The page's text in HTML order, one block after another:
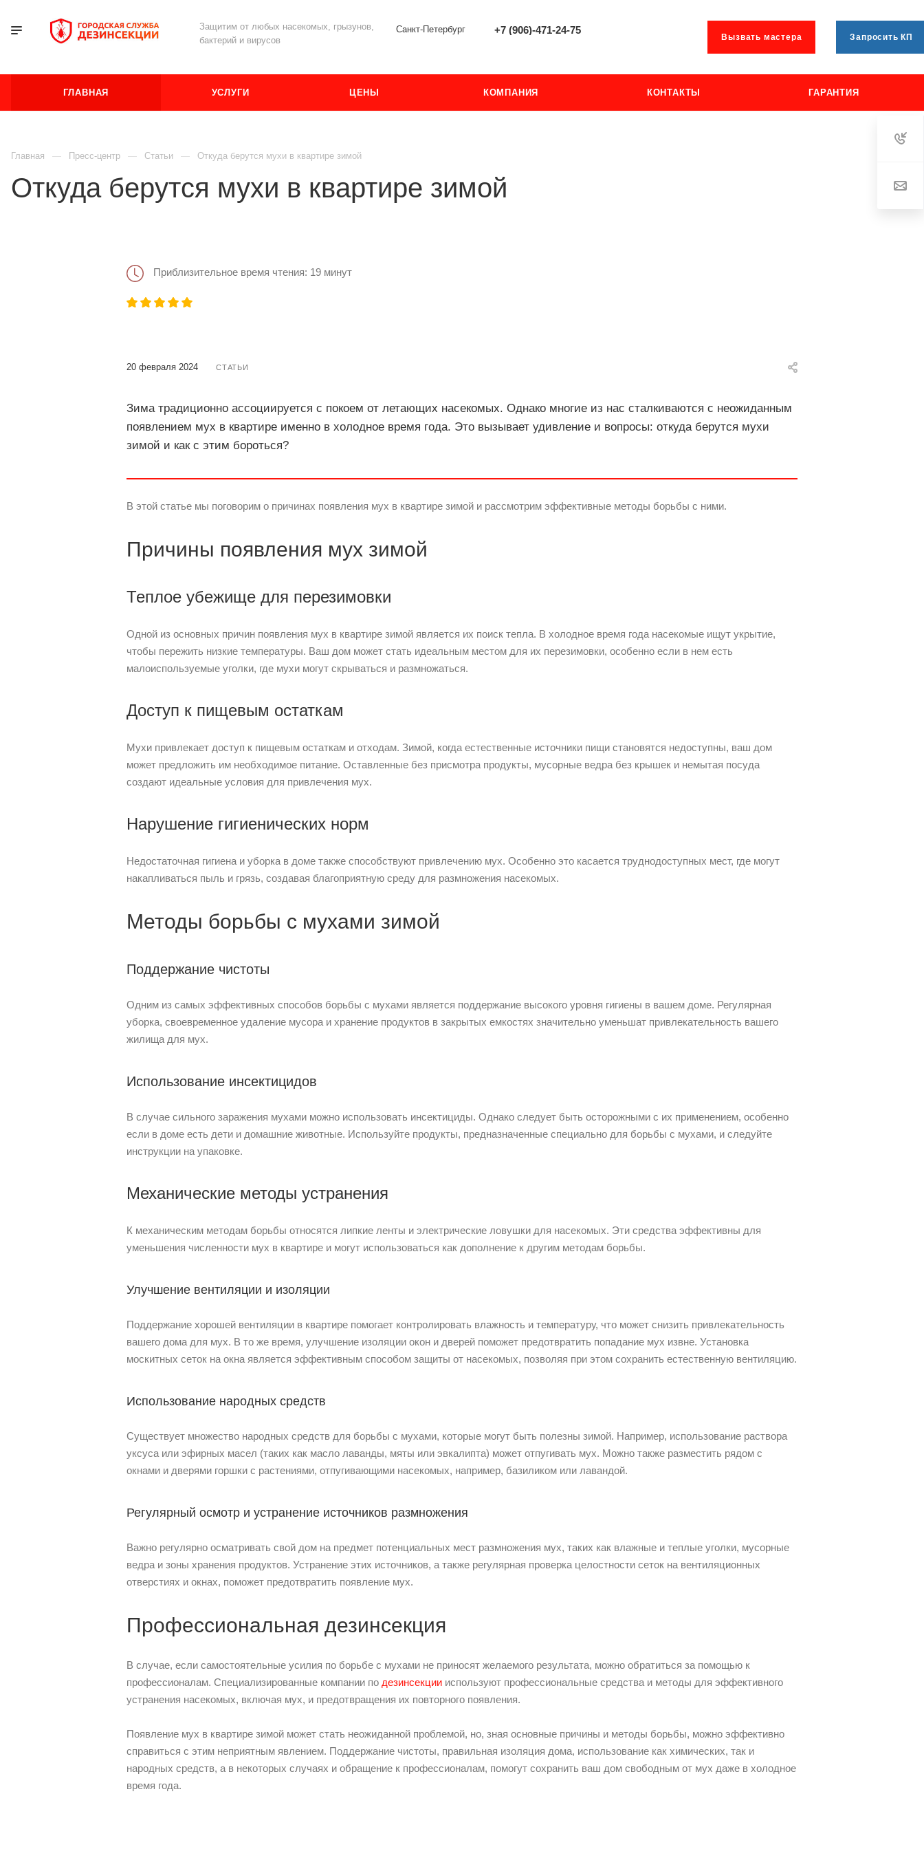
Защитим от любых насекомых, грызунов,
бактерий и вирусов
Санкт-Петербург +7 (906)-471-24-75
Вызвать мастера Запросить КП
ГЛАВНАЯ УСЛУГИ ЦЕНЫ КОМПАНИЯ КОНТАКТЫ ГАРАНТИЯ
Главная Пресс-центр Статьи Откуда берутся мухи в квартире зимой
Откуда берутся мухи в квартире зимой
Приблизительное время чтения: 19 минут
20 февраля 2024 СТАТЬИ
Зима традиционно ассоциируется с покоем от летающих насекомых. Однако многие из нас сталкиваются с неожиданным
появлением мух в квартире именно в холодное время года. Это вызывает удивление и вопросы: откуда берутся мухи
зимой и как с этим бороться?
В этой статье мы поговорим о причинах появления мух в квартире зимой и рассмотрим эффективные методы борьбы с ними.
Причины появления мух зимой
Теплое убежище для перезимовки
Одной из основных причин появления мух в квартире зимой является их поиск тепла. В холодное время года насекомые ищут укрытие,
чтобы пережить низкие температуры. Ваш дом может стать идеальным местом для их перезимовки, особенно если в нем есть
малоиспользуемые уголки, где мухи могут скрываться и размножаться.
Доступ к пищевым остаткам
Мухи привлекает доступ к пищевым остаткам и отходам. Зимой, когда естественные источники пищи становятся недоступны, ваш дом
может предложить им необходимое питание. Оставленные без присмотра продукты, мусорные ведра без крышек и немытая посуда
создают идеальные условия для привлечения мух.
Нарушение гигиенических норм
Недостаточная гигиена и уборка в доме также способствуют привлечению мух. Особенно это касается труднодоступных мест, где могут
накапливаться пыль и грязь, создавая благоприятную среду для размножения насекомых.
Методы борьбы с мухами зимой
Поддержание чистоты
Одним из самых эффективных способов борьбы с мухами является поддержание высокого уровня гигиены в вашем доме. Регулярная
уборка, своевременное удаление мусора и хранение продуктов в закрытых емкостях значительно уменьшат привлекательность вашего
жилища для мух.
Использование инсектицидов
В случае сильного заражения мухами можно использовать инсектициды. Однако следует быть осторожными с их применением, особенно
если в доме есть дети и домашние животные. Используйте продукты, предназначенные специально для борьбы с мухами, и следуйте
инструкции на упаковке.
Механические методы устранения
К механическим методам борьбы относятся липкие ленты и электрические ловушки для насекомых. Эти средства эффективны для
уменьшения численности мух в квартире и могут использоваться как дополнение к другим методам борьбы.
Улучшение вентиляции и изоляции
Поддержание хорошей вентиляции в квартире помогает контролировать влажность и температуру, что может снизить привлекательность
вашего дома для мух. В то же время, улучшение изоляции окон и дверей поможет предотвратить попадание мух извне. Установка
москитных сеток на окна является эффективным способом защиты от насекомых, позволяя при этом сохранить естественную вентиляцию.
Использование народных средств
Существует множество народных средств для борьбы с мухами, которые могут быть полезны зимой. Например, использование раствора
уксуса или эфирных масел (таких как масло лаванды, мяты или эвкалипта) может отпугивать мух. Можно также разместить рядом с
окнами и дверями горшки с растениями, отпугивающими насекомых, например, базиликом или лавандой.
Регулярный осмотр и устранение источников размножения
Важно регулярно осматривать свой дом на предмет потенциальных мест размножения мух, таких как влажные и теплые уголки, мусорные
ведра и зоны хранения продуктов. Устранение этих источников, а также регулярная проверка целостности сеток на вентиляционных
отверстиях и окнах, поможет предотвратить появление мух.
Профессиональная дезинсекция
В случае, если самостоятельные усилия по борьбе с мухами не приносят желаемого результата, можно обратиться за помощью к
профессионалам. Специализированные компании по дезинсекции используют профессиональные средства и методы для эффективного
устранения насекомых, включая мух, и предотвращения их повторного появления.
Появление мух в квартире зимой может стать неожиданной проблемой, но, зная основные причины и методы борьбы, можно эффективно
справиться с этим неприятным явлением. Поддержание чистоты, правильная изоляция дома, использование как химических, так и
народных средств, а в некоторых случаях и обращение к профессионалам, помогут сохранить ваш дом свободным от мух даже в холодное
время года.